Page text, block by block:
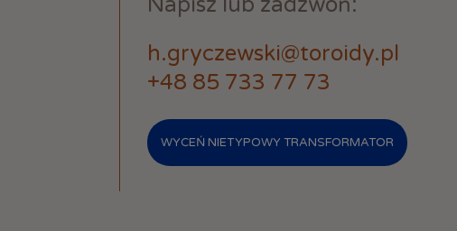
h.gryczewski@toroidy.pl
+48 85 733 77 73
WYCEŃ NIETYPOWY TRANSFORMATOR